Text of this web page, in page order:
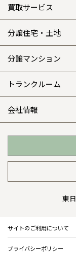
クレステージ
施工事例
平屋の家
外観・インテリア集
WEB住宅展示場
お近くの展示場
イベント情報
住まいのコラム
リフォームメニュー
選ばれる理由
リフォームの流れ
介護保険利用で快適
カタログ請求（無料
資産活用 トップ
賃貸併用住宅のメリ
安心のサポートシス
商品紹介
展示場案内
買取サービス
分譲住宅・土地
分譲マンション
分譲マンション トッ
ワザックとは
高い信頼性
安心の管理体制
トランクルーム
会社情報
会社情報 トップ
ニュースリリース
会社概要
東
サイトのご利用について
プライバシーポリシー